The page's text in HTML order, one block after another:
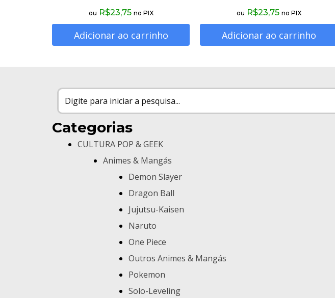
ou R$23,75 no PIX
Adicionar ao carrinho
ou R$23,75 no PIX
Adicionar ao carrinho
Categorias
CULTURA POP & GEEK
Animes & Mangás
Demon Slayer
Dragon Ball
Jujutsu-Kaisen
Naruto
One Piece
Outros Animes & Mangás
Pokemon
Solo-Leveling